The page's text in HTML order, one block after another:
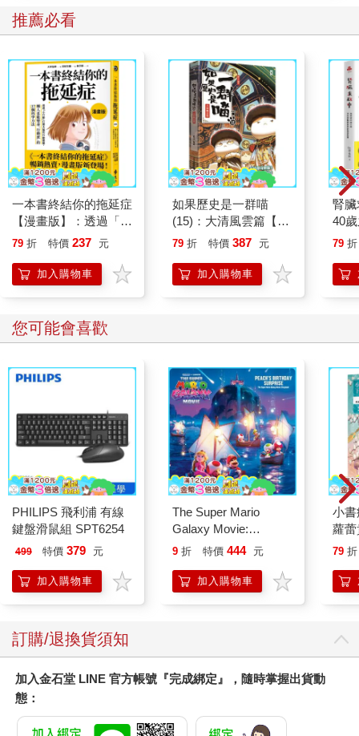
推薦必看
一本書終結你的拖延症
【漫畫版】：透過「小
行動」打開大腦的行動
「行動派」的37個科
學方法
79 折 特價 237 元
加入購物車
如果歷史是一群喵
(15)：大清風雲篇【萌
貓漫畫學歷史】
79 折 特價 387 元
加入購物車
腎
40
就
79 折
您可能會喜歡
PHILIPS 飛利浦 有線
鍵盤滑鼠組 SPT6254
499 特價 379 元
加入購物車
The Super Mario
Galaxy Movie:
Peach`s Birthday
Mario Galaxy Movie
Storybook
9 折 特價 444 元
加入購物車
小
蘿
79 折
訂購/退換貨須知
加入金石堂 LINE 官方帳號『完成綁定』，隨時掌握出貨動
態：